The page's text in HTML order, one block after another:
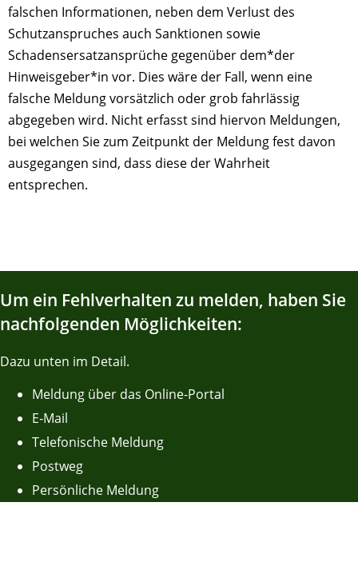
falschen Informationen, neben dem Verlust des
Schutzanspruches auch Sanktionen sowie
Schadensersatzansprüche gegenüber dem*der
Hinweisgeber*in vor. Dies wäre der Fall, wenn eine
falsche Meldung vorsätzlich oder grob fahrlässig
abgegeben wird. Nicht erfasst sind hiervon Meldungen,
bei welchen Sie zum Zeitpunkt der Meldung fest davon
ausgegangen sind, dass diese der Wahrheit
entsprechen.
Um ein Fehlverhalten zu melden, haben Sie
nachfolgenden Möglichkeiten:
Dazu unten im Detail.
Meldung über das Online-Portal
E‑Mail
Telefonische Meldung
Postweg
Persönliche Meldung